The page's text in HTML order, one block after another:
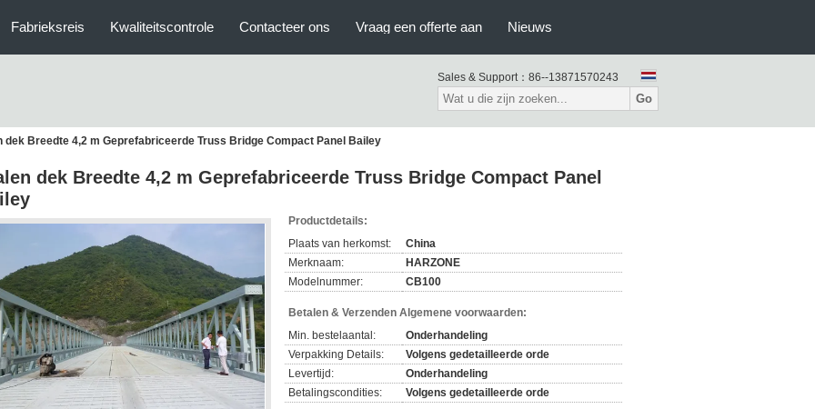
Fabrieksreis Kwaliteitscontrole Contacteer ons Vraag een offerte aan Nieuws
Sales & Support： 86--13871570243
Go
dek Breedte 4,2 m Geprefabriceerde Truss Bridge Compact Panel Bailey
dek Breedte 4,2 m Geprefabriceerde Truss Bridge Compact Panel
Productdetails:
Plaats van herkomst:
China
Merknaam:
HARZONE
Modelnummer:
CB100
Betalen & Verzenden Algemene voorwaarden:
Min. bestelaantal:
Onderhandeling
Verpakking Details:
Volgens gedetailleerde orde
Levertijd:
Onderhandeling
Betalingscondities:
Volgens gedetailleerde orde